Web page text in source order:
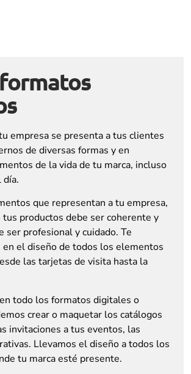
empresa se presenta a tus clientes
de diversas formas y en
de la vida de tu marca, incluso
día.
que representan a tu empresa,
productos debe ser coherente y
ser profesional y cuidado. Te
en el diseño de todos los elementos
las tarjetas de visita hasta la
todo los formatos digitales o
crear o maquetar los catálogos
invitaciones a tus eventos, las
Llevamos el diseño a todos los
tu marca esté presente.